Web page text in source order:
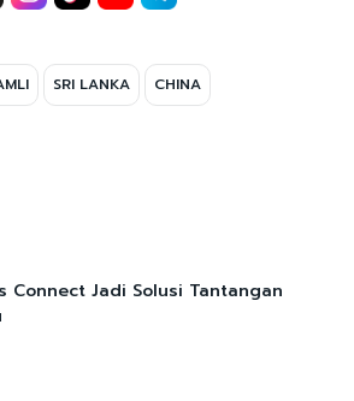
SRI LANKA CHINA
Connect Jadi Solusi Tantangan